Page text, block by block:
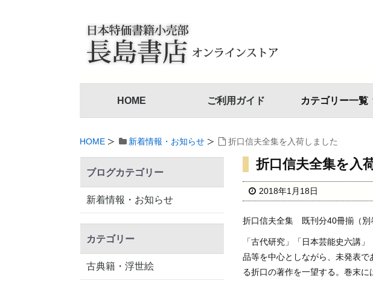
HOME ご利用ガイド カテゴリー一覧
HOME 新着情報・お知らせ 折口信夫全集を入荷しました
折口信夫全集を入
2018年1月18日
折口信夫全集 既刊分40冊揃（別
「古代研究」「日本芸能史六講
品等を中心としながら、未発表
る折口の著作を一望する。巻末に
ブログカテゴリー
新着情報・お知らせ
カテゴリー
古典籍・浮世絵